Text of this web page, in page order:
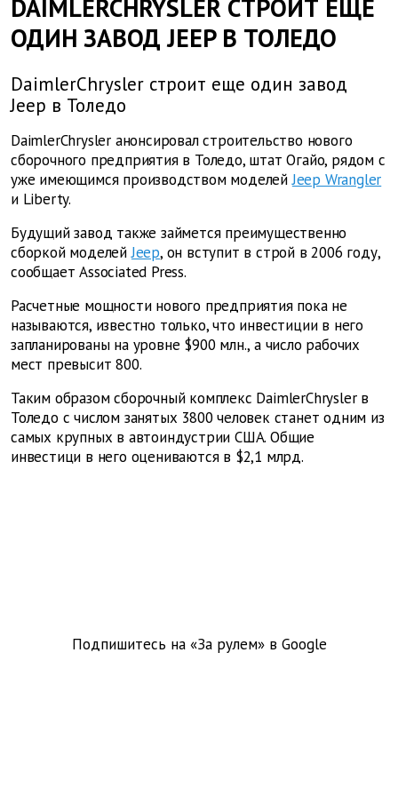
DAIMLERCHRYSLER СТРОИТ ЕЩЕ
ОДИН ЗАВОД JEEP В ТОЛЕДО
DaimlerChrysler строит еще один завод
Jeep в Толедо
DaimlerChrysler анонсировал строительство нового
сборочного предприятия в Толедо, штат Огайо, рядом с
уже имеющимся производством моделей Jeep Wrangler
и Liberty.
Будущий завод также займется преимущественно
сборкой моделей Jeep, он вступит в строй в 2006 году,
сообщает Associated Press.
Расчетные мощности нового предприятия пока не
называются, известно только, что инвестиции в него
запланированы на уровне $900 млн., а число рабочих
мест превысит 800.
Таким образом сборочный комплекс DaimlerChrysler в
Толедо с числом занятых 3800 человек станет одним из
самых крупных в автоиндустрии США. Общие
инвестици в него оцениваются в $2,1 млрд.
Подпишитесь на «За рулем» в Google